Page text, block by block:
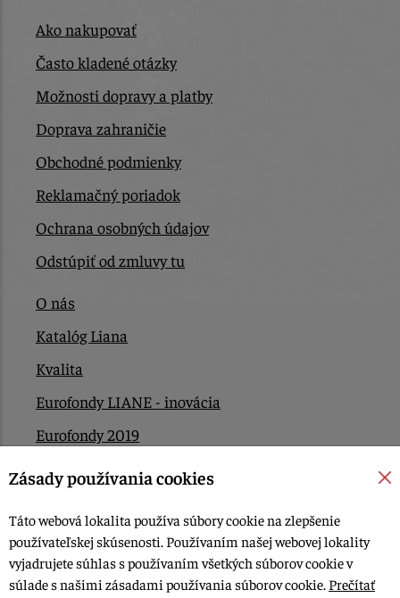
Ako nakupovať
Často kladené otázky
Možnosti dopravy a platby
Doprava zahraničie
Obchodné podmienky
Reklamačný poriadok
Ochrana osobných údajov
Odstúpiť od zmluvy tu
O nás
Katalóg Liana
Kvalita
Eurofondy LIANE - inovácia
Eurofondy 2019
Eurofondy 2022/2023
Kontakt
© 2015-2026, LIANA GOLIAŠ s.r.o. všetky práva vyhradené.
Zásady používania cookies
Táto webová lokalita používa súbory cookie na zlepšenie
používateľskej skúsenosti. Používaním našej webovej lokality
vyjadrujete súhlas s používaním všetkých súborov cookie v
súlade s našimi zásadami používania súborov cookie. Prečítať